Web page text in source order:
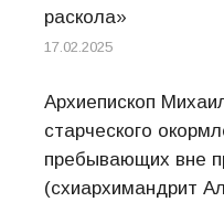
раскола»
17.02.2025
Архиепископ
старческого
пребывающих вне
(схиархимандрит